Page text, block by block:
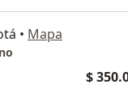
• Mapa
$